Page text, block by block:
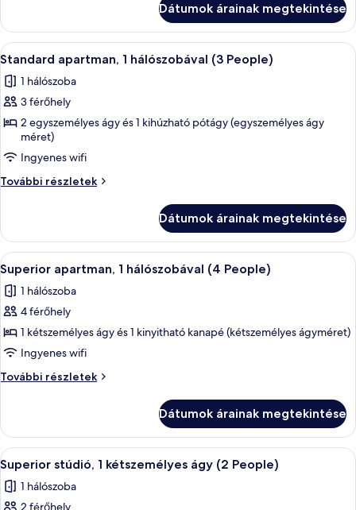
egyszemélyes
ágy
(2
People)
ágy
(2
People)
részletei
Dátumok árainak megtekintése
A
következő
szoba
összes
képének
megtekintése:
Standard
apartman,
(3
People)
Egy gondosan megterített ágy
5
Standard apartman, 1 hálószobával (3 People)
1 hálószoba
3 férőhely
2 egyszemélyes ágy és 1 kihúzható pótágy (egyszemélyes ágy
méret)
Ingyenes wifi
További részletek
Standard
(3
People)
további
részletei
Dátumok árainak megtekintése
A
következő
szoba
összes
képének
megtekintése:
Superior
apartman,
hálószobával
(4
People)
Egy szállodai szoba, amelyben egy
11
Superior apartman, 1 hálószobával (4 People)
1 hálószoba
4 férőhely
1 kétszemélyes ágy és 1 kinyitható kanapé (kétszemélyes ágyméret)
Ingyenes wifi
További részletek
Superior
(4
People)
további
részletei
Dátumok árainak megtekintése
A
következő
szoba
Egy szállodai szoba, amelyben
10
Superior stúdió, 1 kétszemélyes ágy (2 People)
1 hálószoba
2 férőhely